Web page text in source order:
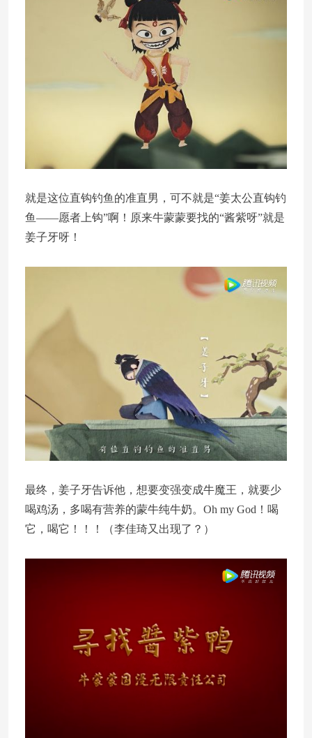
就是这位直钩钓鱼的准直男，可不就是“姜太公直钩钓
鱼——愿者上钩”啊！原来牛蒙蒙要找的“酱紫呀”就是
姜子牙呀！
最终，姜子牙告诉他，想要变强变成牛魔王，就要少
喝鸡汤，多喝有营养的蒙牛纯牛奶。Oh my God！喝
它，喝它！！！（李佳琦又出现了？）